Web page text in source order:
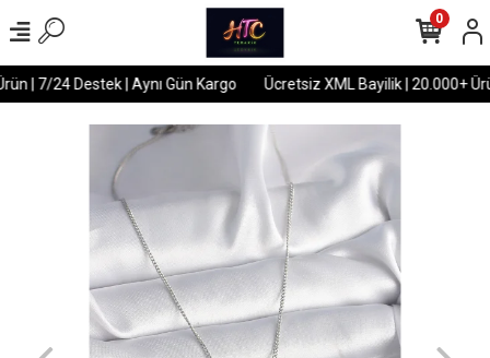
| 7/24 Destek | Aynı Gün Kargo Ücretsiz XML Bayilik | 20.000+
0